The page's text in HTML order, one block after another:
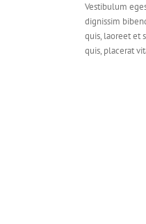
Vestibulum
dignissim
quis, laoreet et
quis, placerat